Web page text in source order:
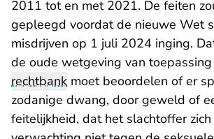
2011 tot en met 2021. De feiten
gepleegd voordat de nieuwe Wet
misdrijven op 1 juli 2024 inging.
de oude wetgeving van toepassing
rechtbank moet beoordelen of er
zodanige dwang, door geweld of
feitelijkheid, dat het slachtoffer